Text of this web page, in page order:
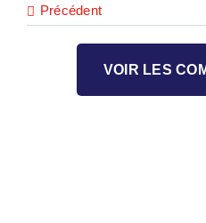
Précédent
VOIR LES